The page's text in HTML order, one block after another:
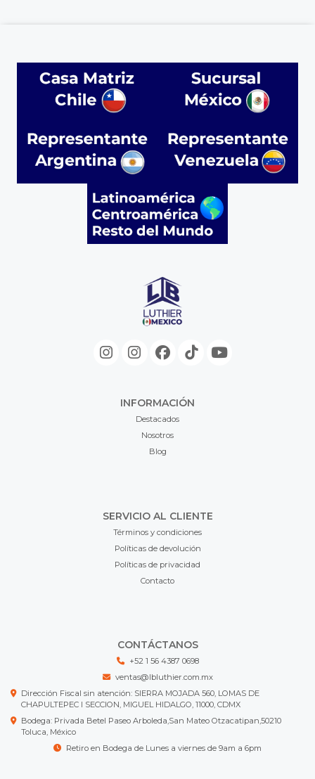
INFORMACIÓN
Destacados
Nosotros
Blog
SERVICIO AL CLIENTE
Términos y condiciones
Políticas de devolución
Políticas de privacidad
Contacto
CONTÁCTANOS
+52 1 56 4387 0698
ventas@lbluthier.com.mx
Dirección Fiscal sin atención: SIERRA MOJADA 560, LOMAS DE
CHAPULTEPEC I SECCION, MIGUEL HIDALGO, 11000, CDMX
Bodega: Privada Betel Paseo Arboleda,San Mateo Otzacatipan,50210
Toluca, México
Retiro en Bodega de Lunes a viernes de 9am a 6pm